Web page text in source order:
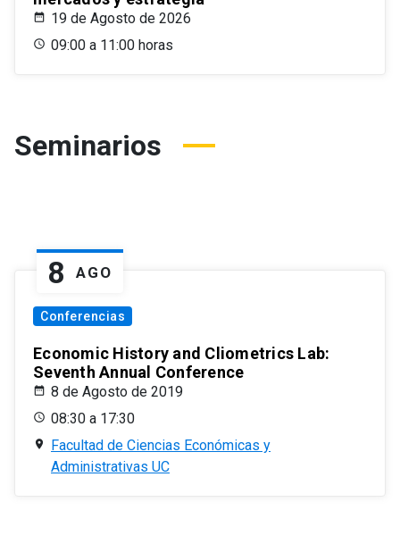
19 de Agosto de 2026
09:00 a 11:00 horas
Seminarios
8 AGO
Conferencias
Economic History and Cliometrics Lab:
Seventh Annual Conference
8 de Agosto de 2019
08:30 a 17:30
Facultad de Ciencias Económicas y
Administrativas UC